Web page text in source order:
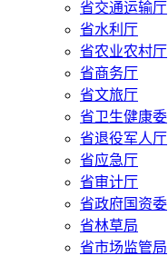
省交通运输厅
省水利厅
省农业农村厅
省商务厅
省文旅厅
省卫生健康委
省退役军人厅
省应急厅
省审计厅
省政府国资委
省林草局
省市场监管局